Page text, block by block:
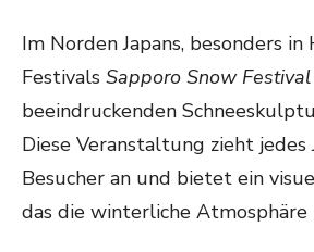
Im Norden Japans, besonders in
Festivals Sapporo Snow Festival
beeindruckenden
Diese Veranstaltung zieht jedes
Besucher an und bietet ein
das die winterliche